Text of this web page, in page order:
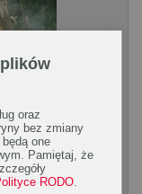
konieczność
oraz
bez zmiany
one
Pamiętaj, że
RODO.